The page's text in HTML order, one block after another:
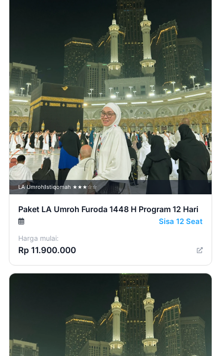
LA Umroh Istiqomah ★★★☆☆
Paket LA Umroh Furoda 1448 H Program 12 Hari
Sisa 12 Seat
Harga mulai:
Rp 11.900.000